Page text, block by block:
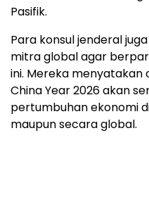
Pasifik.
Para konsul jenderal
mitra global agar
ini. Mereka menyatakan
China Year 2026 akan
pertumbuhan ekonomi
maupun secara global.